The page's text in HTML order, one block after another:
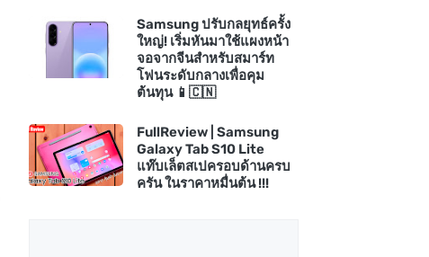
Samsung ปรับกลยุทธ์ครั้ง
ใหญ่! เริ่มหันมาใช้แผงหน้า
จอจากจีนสำหรับสมาร์ท
โฟนระดับกลางเพื่อคุม
ต้นทุน 📱🇨🇳
FullReview | Samsung
Galaxy Tab S10 Lite
แท๊บเล็ตสเปครอบด้านครบ
ครัน ในราคาหมื่นต้น !!!